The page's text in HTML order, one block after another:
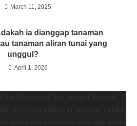
March 11, 2025
ia dianggap tanaman
tanaman aliran tunai yang
unggul?
April 1, 2026